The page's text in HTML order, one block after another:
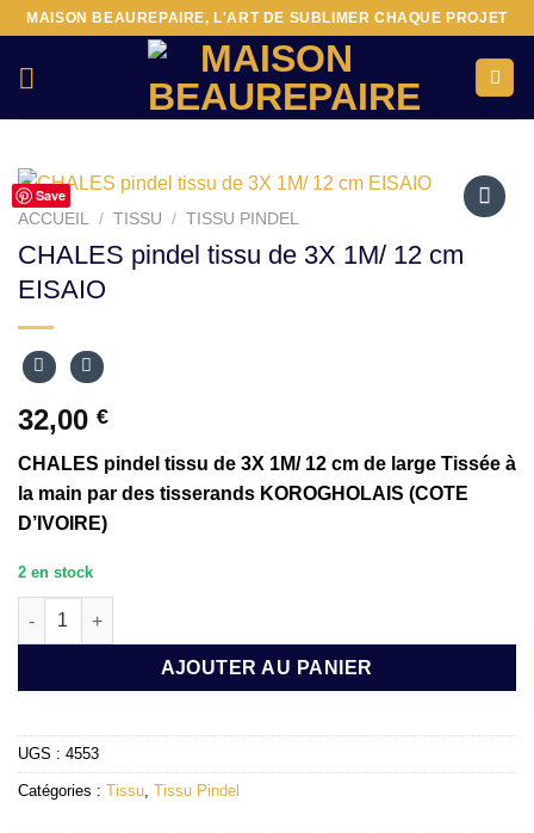
Passer
contenu
MAISON BEAUREPAIRE, L'ART DE SUBLIMER CHAQUE PROJET
Save
à la liste
ACCUEIL / TISSU / TISSU PINDEL
CHALES pindel tissu de 3X 1M/ 12 cm
EISAIO
32,00 €
CHALES pindel tissu de 3X 1M/ 12 cm de large Tissée à
la main par des tisserands KOROGHOLAIS (COTE
D’IVOIRE)
2 en stock
quantité de CHALES pindel tissu de 3X 1M/ 12 cm EISAIO
AJOUTER AU PANIER
UGS : 4553
Catégories : Tissu, Tissu Pindel